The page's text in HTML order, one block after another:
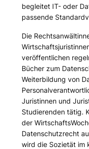
begleitet IT- oder
passende
Die
veröffentlichen
Bücher zum
Weiterbildung von
Juristinnen und
Studierenden tätig.
der
Datenschutzrecht
wird die Sozietät im